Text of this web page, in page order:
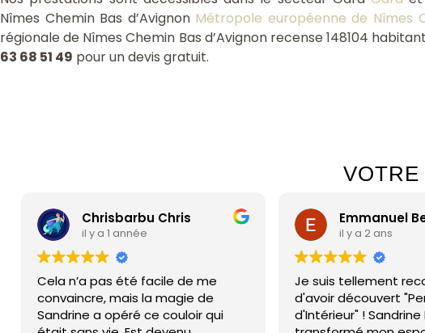
Nîmes Chemin Bas d’Avignon Métropole européenne de Nîmes
régionale de Nîmes Chemin Bas d’Avignon recense 148104
63 68 51 49 pour un devis gratuit.
VOTRE
Chrisbarbu Chris
il y a 1 année
Cela n’a pas été facile de me
convaincre, mais la magie de
Sandrine a opéré ce couloir qui
Emmanuel
il y a 2 ans
Je suis tellement
d'avoir découvert
d'Intérieur" ! Sandrine